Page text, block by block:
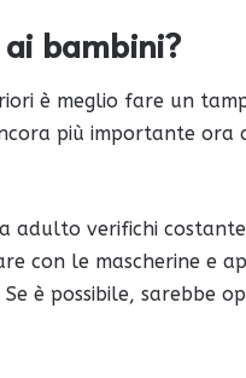
bambini?
è meglio fare un
più importante ora
adulto verifichi
con le mascherine e
è possibile, sarebbe